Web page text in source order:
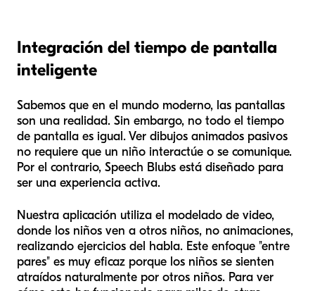
Integración del tiempo de pantalla
inteligente
Sabemos que en el mundo moderno, las pantallas
son una realidad. Sin embargo, no todo el tiempo
de pantalla es igual. Ver dibujos animados pasivos
no requiere que un niño interactúe o se comunique.
Por el contrario, Speech Blubs está diseñado para
ser una experiencia activa.
Nuestra aplicación utiliza el modelado de video,
donde los niños ven a otros niños, no animaciones,
realizando ejercicios del habla. Este enfoque "entre
pares" es muy eficaz porque los niños se sienten
atraídos naturalmente por otros niños. Para ver